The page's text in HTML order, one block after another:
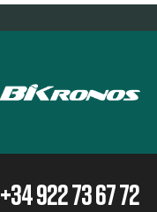
+34 922 73 67 72